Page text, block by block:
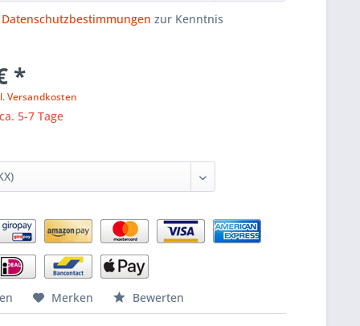
Datenschutzbestimmungen zur Kenntnis
*
Versandkosten
5-7 Tage
Merken Bewerten